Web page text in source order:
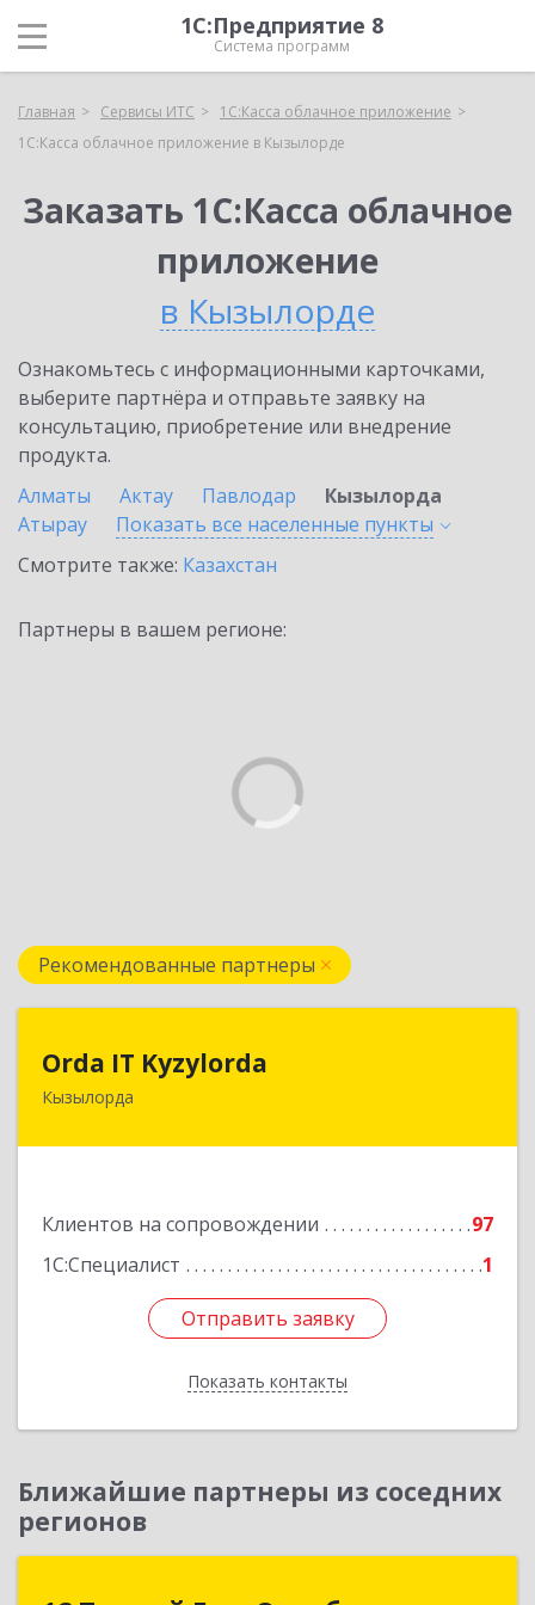
1С:Предприятие 8
Система программ
Главная Сервисы ИТС
1С:Касса облачное приложение
1С:Касса облачное приложение в Кызылорде
Заказать 1С:Касса облачное
приложение
в Кызылорде
Ознакомьтесь с информационными карточками,
выберите партнёра и отправьте заявку на
консультацию, приобретение или внедрение
продукта.
Алматы
Актау Павлодар
Кызылорда
Атырау
Показать все населенные пункты
Смотрите также: Казахстан
Партнеры в вашем регионе:
Рекомендованные партнеры
Orda IT Kyzylorda
Кызылорда
Клиентов на сопровождении
97
1С:Специалист
1
Отправить заявку
Показать контакты
120008, Республика Казахстан, г. Кызылорда, пр.
Отправить заявку
Назад
Ближайшие партнеры из соседних
регионов
1С:Первый Бит, Оренбург